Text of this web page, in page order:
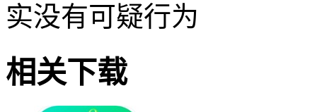
实没有可疑行为
相关下载